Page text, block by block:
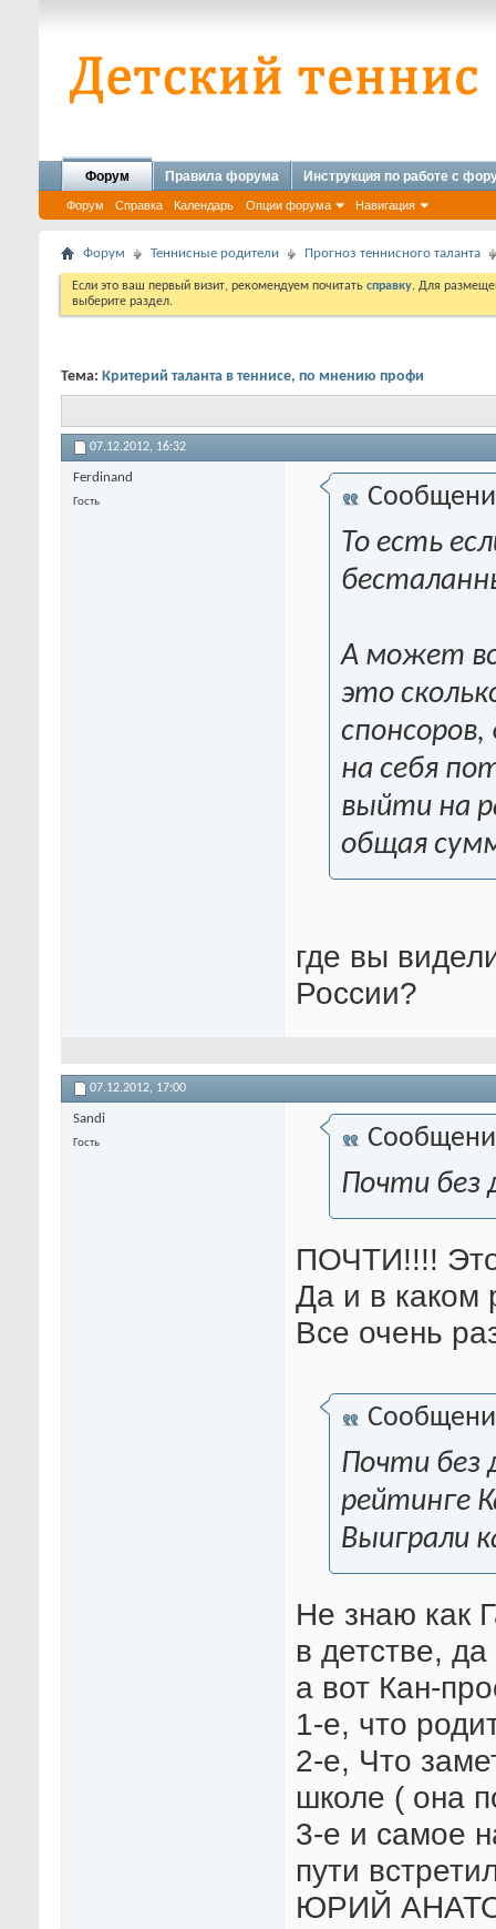
Форум
Форум Справка Календарь Опции форума Навигация
Правила форума Инструкция по работе с
Форум Теннисные родители Прогноз теннисного таланта
Если это ваш первый визит, рекомендуем почитать справку. Для
выберите раздел.
Тема: Критерий таланта в теннисе, по мнению профи
07.12.2012, 16:32
Ferdinand
Гость
То есть
А может
это
на себя
выйти на
общая
где вы
России?
07.12.2012, 17:00
Sandi
Гость
Почти без
ПОЧТИ!!!!
Да и в каком
Все очень
Почти без
рейтинге
Выиграли
Не знаю как
в детстве,
а вот Кан-
1-е, что
2-е, Что
школе ( она
3-е и самое
пути
ЮРИЙ